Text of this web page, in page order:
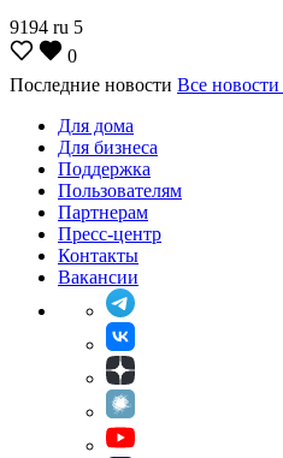
9194 ru 5
0
Последние новости Все новости
Для дома
Для бизнеса
Поддержка
Пользователям
Партнерам
Пресс-центр
Контакты
Вакансии